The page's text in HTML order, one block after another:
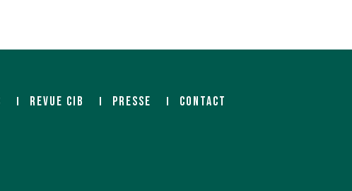
REVUE CIB PRESSE CONTACT